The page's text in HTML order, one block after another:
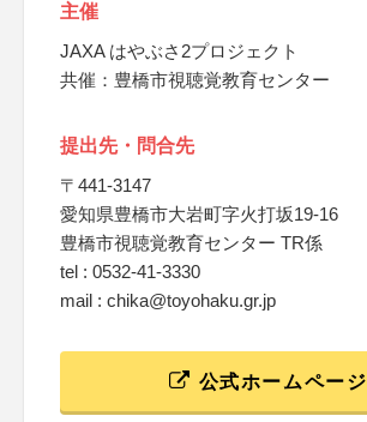
主催
JAXA はやぶさ2プロジェクト
共催：豊橋市視聴覚教育センター
提出先・問合先
〒441-3147
愛知県豊橋市大岩町字火打坂19-16
豊橋市視聴覚教育センター TR係
tel : 0532-41-3330
mail : chika@toyohaku.gr.jp
公式ホームページ